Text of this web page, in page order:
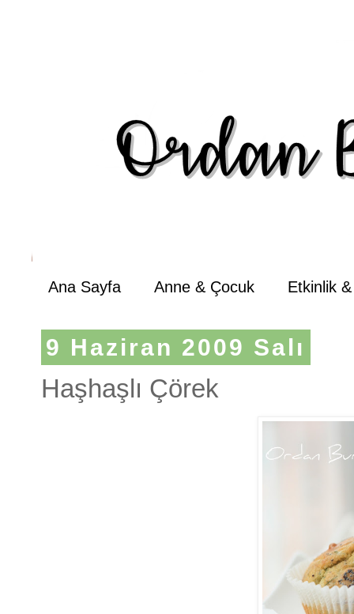
Ana Sayfa Anne & Çocuk Etkinlik
9 Haziran 2009 Salı
Haşhaşlı Çörek